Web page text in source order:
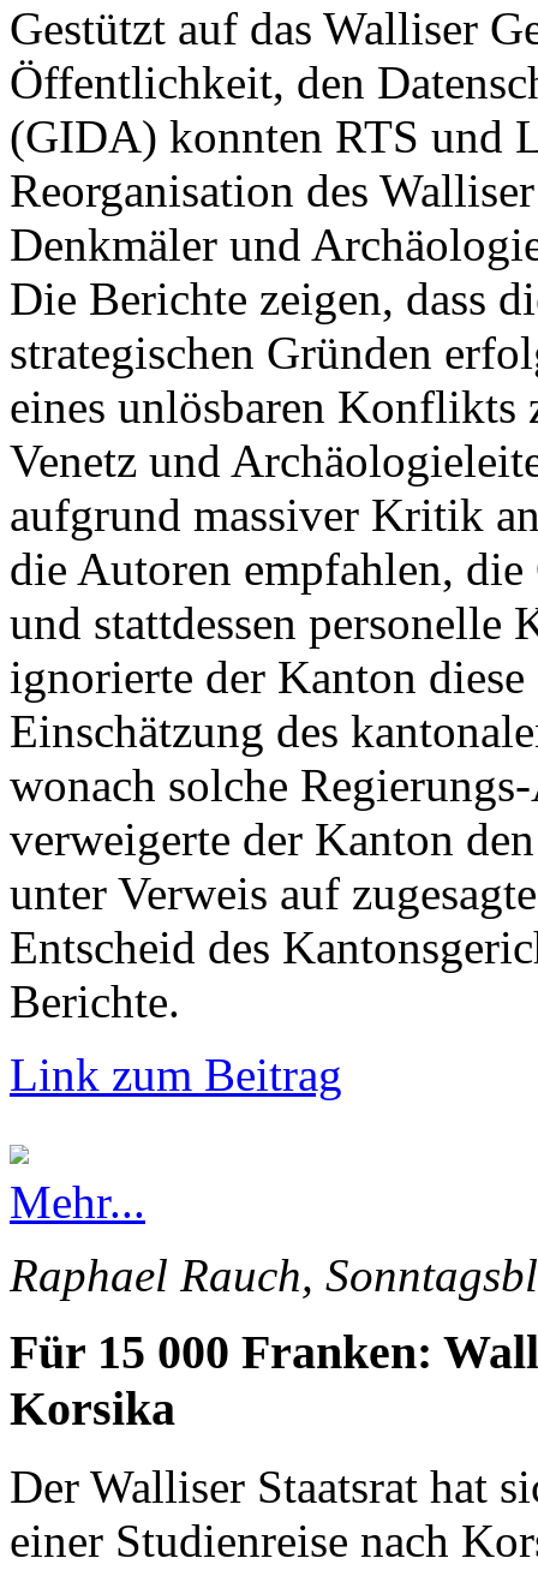
Gestützt auf das Walliser
Öffentlichkeit, den
(GIDA) konnten RTS und
Reorganisation des
Denkmäler und
Die Berichte zeigen, dass
strategischen Gründen
eines unlösbaren Konflikts
Venetz und
aufgrund massiver Kritik
die Autoren empfahlen,
und stattdessen personelle
ignorierte der Kanton
Einschätzung des
wonach solche
verweigerte der Kanton
unter Verweis auf
Entscheid des
Berichte.
Link zum Beitrag
Mehr...
Raphael Rauch,
Für 15 000 Franken:
Korsika
Der Walliser Staatsrat hat
einer Studienreise nach